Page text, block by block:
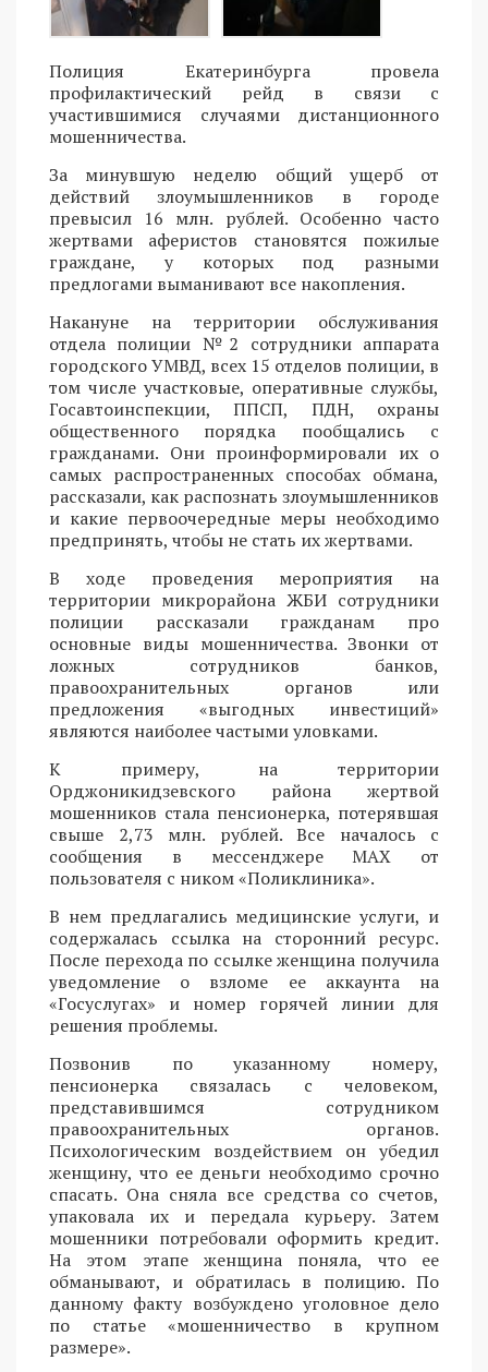
Полиция Екатеринбурга провела
профилактический рейд в связи с
участившимися случаями дистанционного
мошенничества.
За минувшую неделю общий ущерб от
действий злоумышленников в городе
превысил 16 млн. рублей. Особенно часто
жертвами аферистов становятся пожилые
граждане, у которых под разными
предлогами выманивают все накопления.
Накануне на территории обслуживания
отдела полиции №2 сотрудники аппарата
городского УМВД, всех 15 отделов полиции, в
том числе участковые, оперативные службы,
Госавтоинспекции, ППСП, ПДН, охраны
общественного порядка пообщались с
гражданами. Они проинформировали их о
самых распространенных способах обмана,
рассказали, как распознать злоумышленников
и какие первоочередные меры необходимо
предпринять, чтобы не стать их жертвами.
В ходе проведения мероприятия на
территории микрорайона ЖБИ сотрудники
полиции рассказали гражданам про
основные виды мошенничества. Звонки от
ложных сотрудников банков,
правоохранительных органов или
предложения «выгодных инвестиций»
являются наиболее частыми уловками.
К примеру, на территории
Орджоникидзевского района жертвой
мошенников стала пенсионерка, потерявшая
свыше 2,73 млн. рублей. Все началось с
сообщения в мессенджере MAX от
пользователя с ником «Поликлиника».
В нем предлагались медицинские услуги, и
содержалась ссылка на сторонний ресурс.
После перехода по ссылке женщина получила
уведомление о взломе ее аккаунта на
«Госуслугах» и номер горячей линии для
решения проблемы.
Позвонив по указанному номеру,
пенсионерка связалась с человеком,
представившимся сотрудником
правоохранительных органов.
Психологическим воздействием он убедил
женщину, что ее деньги необходимо срочно
спасать. Она сняла все средства со счетов,
упаковала их и передала курьеру. Затем
мошенники потребовали оформить кредит.
На этом этапе женщина поняла, что ее
обманывают, и обратилась в полицию. По
данному факту возбуждено уголовное дело
по статье «мошенничество в крупном
размере».